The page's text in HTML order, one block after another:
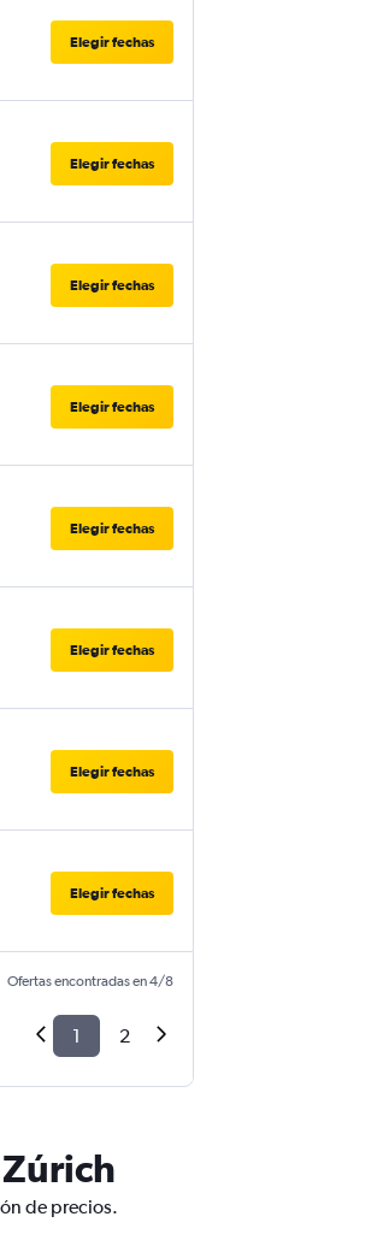
Elegir fechas
Elegir fechas
Elegir fechas
Elegir fechas
Elegir fechas
Elegir fechas
Elegir fechas
Elegir fechas
Ofertas encontradas en 4/8
1 2
de precios.